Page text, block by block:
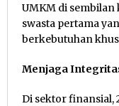
UMKM di sembilan
swasta pertama
berkebutuhan
Menjaga
Di sektor finansial,